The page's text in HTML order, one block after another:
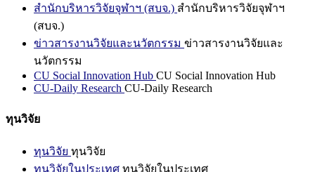
สำนักบริหารวิจัยจุฬาฯ (สบจ.) สำนักบริหารวิจัยจุฬาฯ
(สบจ.)
ข่าวสารงานวิจัยและนวัตกรรม ข่าวสารงานวิจัยและ
นวัตกรรม
CU Social Innovation Hub CU Social Innovation Hub
CU-Daily Research CU-Daily Research
ทุนวิจัย
ทุนวิจัย ทุนวิจัย
ทุนวิจัยในประเทศ ทุนวิจัยในประเทศ